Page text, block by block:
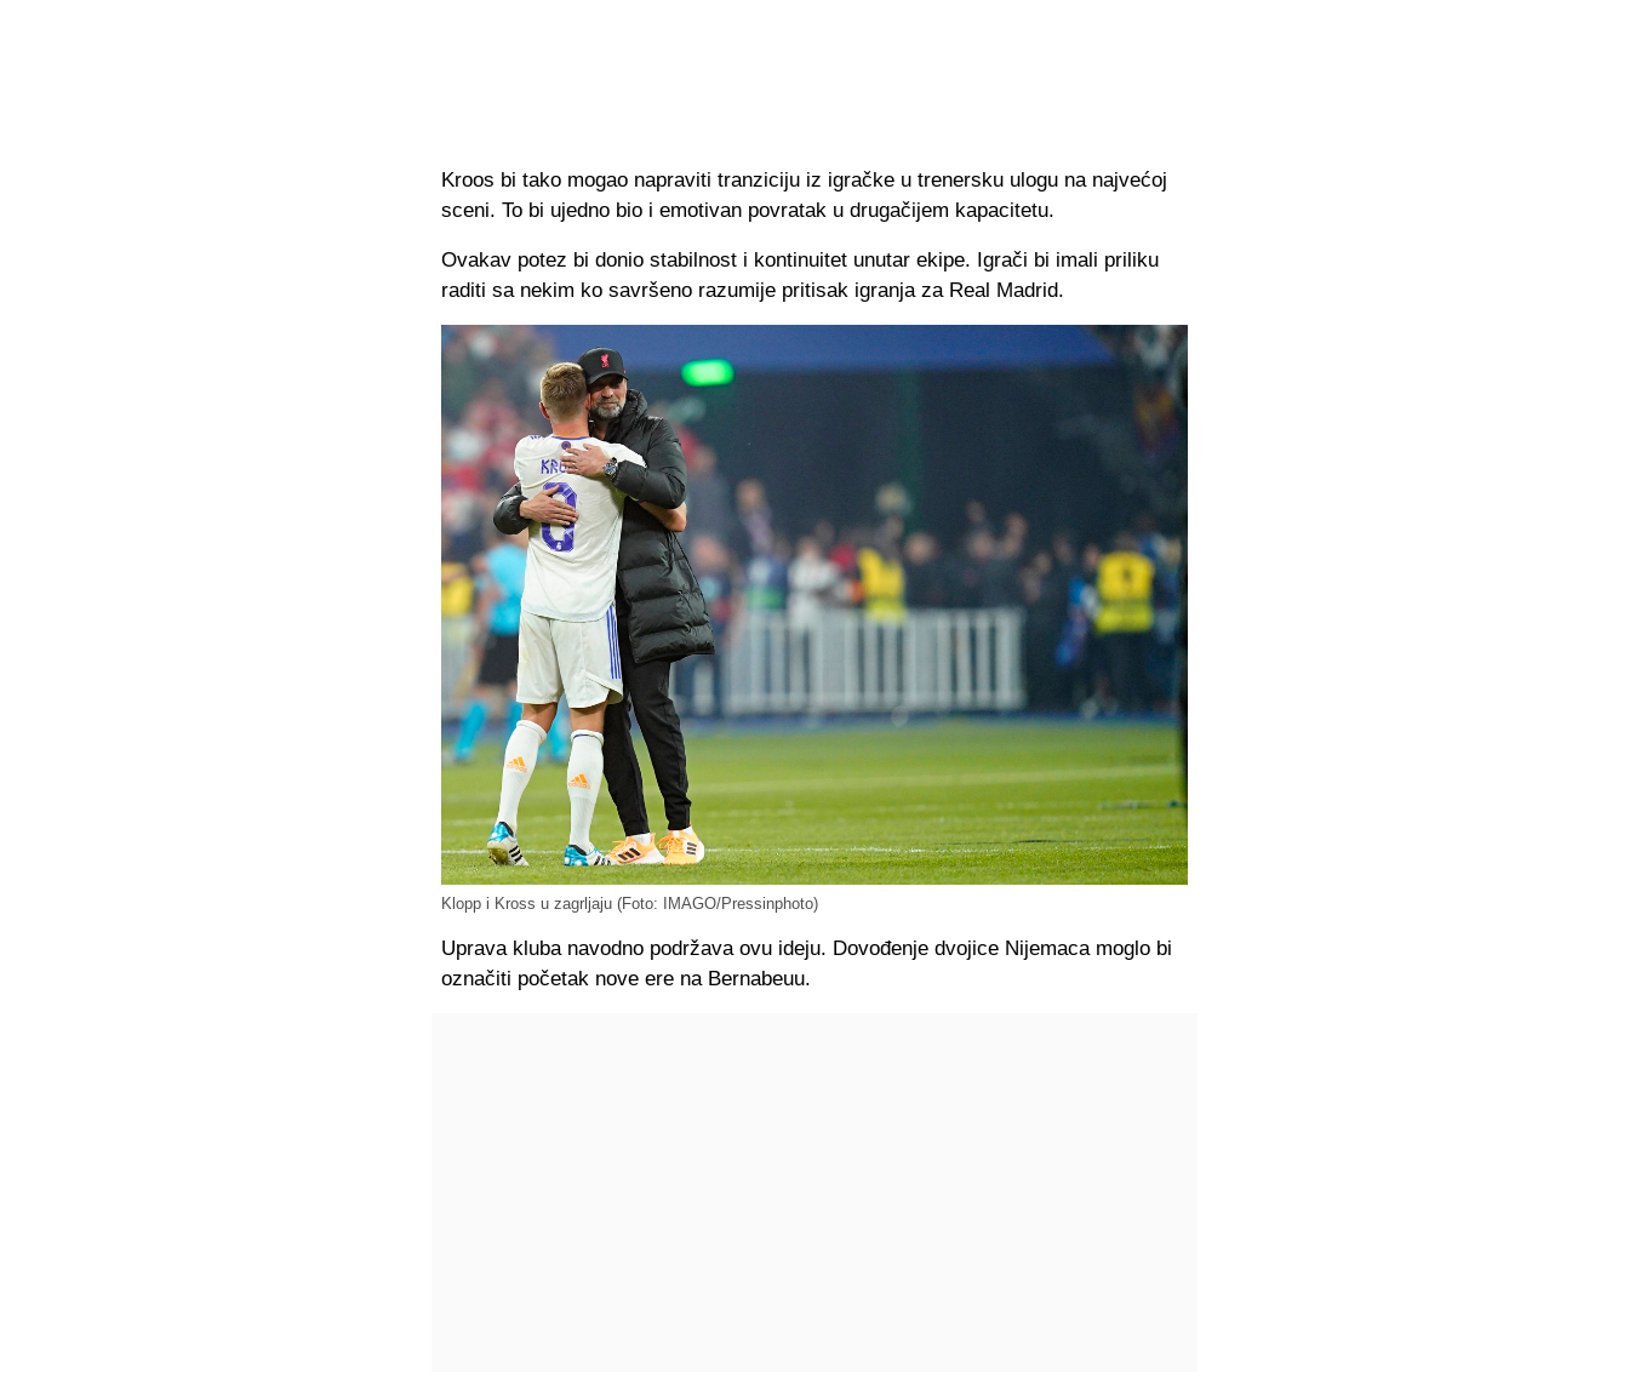
Kroos bi tako mogao napraviti tranziciju iz igračke u trenersku ulogu na najvećoj
sceni. To bi ujedno bio i emotivan povratak u drugačijem kapacitetu.
Ovakav potez bi donio stabilnost i kontinuitet unutar ekipe. Igrači bi imali priliku
raditi sa nekim ko savršeno razumije pritisak igranja za Real Madrid.
Klopp i Kross u zagrljaju (Foto: IMAGO/Pressinphoto)
Uprava kluba navodno podržava ovu ideju. Dovođenje dvojice Nijemaca moglo bi
označiti početak nove ere na Bernabeuu.